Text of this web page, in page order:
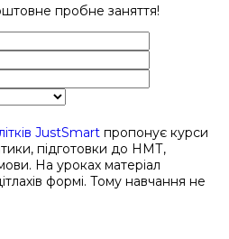
пробне заняття!
JustSmart пропонує курси
підготовки до НМТ,
На уроках матеріал
формі. Тому навчання не